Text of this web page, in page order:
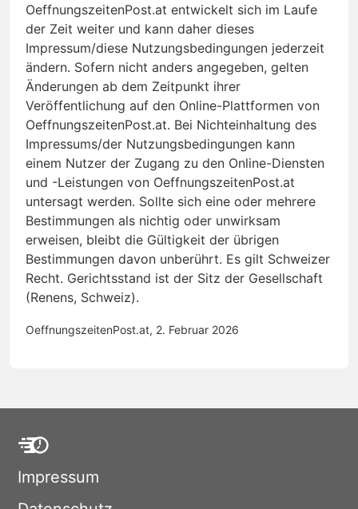
OeffnungszeitenPost.at entwickelt sich im Laufe
der Zeit weiter und kann daher dieses
Impressum/diese Nutzungsbedingungen jederzeit
ändern. Sofern nicht anders angegeben, gelten
Änderungen ab dem Zeitpunkt ihrer
Veröffentlichung auf den Online-Plattformen von
OeffnungszeitenPost.at. Bei Nichteinhaltung des
Impressums/der Nutzungsbedingungen kann
einem Nutzer der Zugang zu den Online-Diensten
und -Leistungen von OeffnungszeitenPost.at
untersagt werden. Sollte sich eine oder mehrere
Bestimmungen als nichtig oder unwirksam
erweisen, bleibt die Gültigkeit der übrigen
Bestimmungen davon unberührt. Es gilt Schweizer
Recht. Gerichtsstand ist der Sitz der Gesellschaft
(Renens, Schweiz).
OeffnungszeitenPost.at, 2. Februar 2026
Impressum